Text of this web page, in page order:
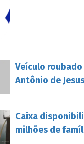
Veículo roubado
Antônio de
Caixa
milhões de